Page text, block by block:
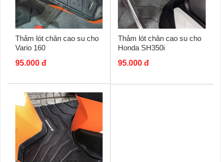
Thảm lót chân cao su cho
Vario 160
95.000 đ
Thảm lót chân cao su cho
Honda SH350i
95.000 đ